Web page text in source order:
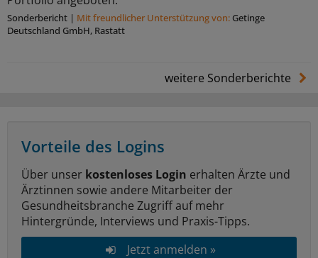
Sonderbericht | Mit freundlicher Unterstützung von: Getinge
Deutschland GmbH, Rastatt
weitere Sonderberichte
Vorteile des Logins
Über unser kostenloses Login erhalten Ärzte und
Ärztinnen sowie andere Mitarbeiter der
Gesundheitsbranche Zugriff auf mehr
Hintergründe, Interviews und Praxis-Tipps.
Jetzt anmelden »